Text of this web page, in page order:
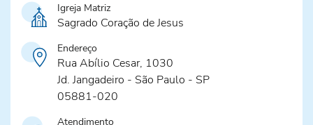
Igreja Matriz
Sagrado Coração de Jesus
Endereço
Rua Abílio Cesar, 1030
Jd. Jangadeiro - São Paulo - SP
05881-020
Atendimento